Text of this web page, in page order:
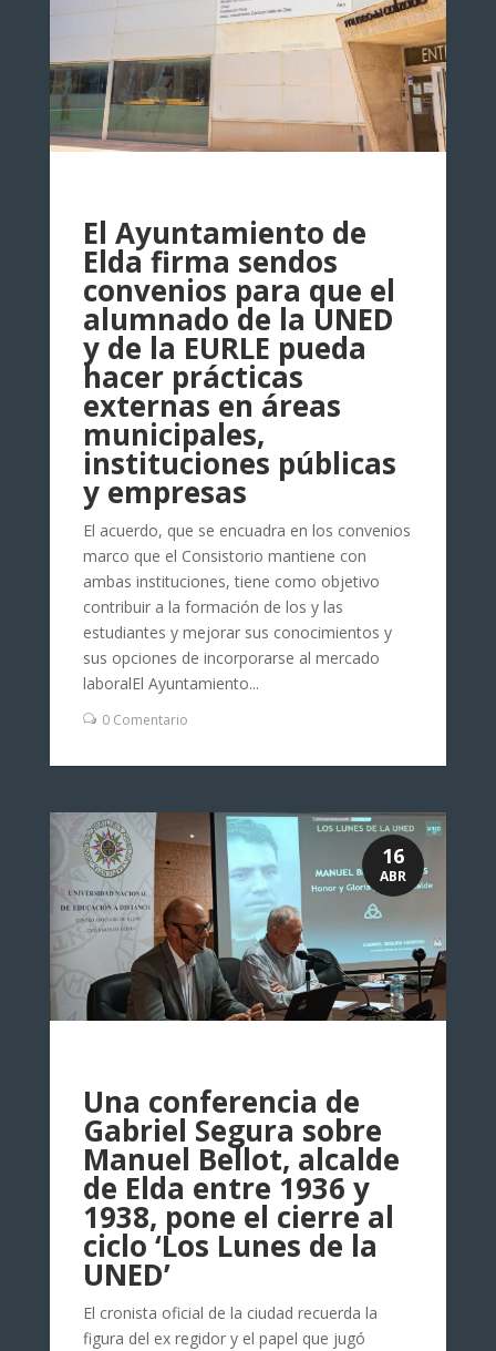
El Ayuntamiento de
Elda firma sendos
convenios para que el
alumnado de la UNED
y de la EURLE pueda
hacer prácticas
externas en áreas
municipales,
instituciones públicas
y empresas
El acuerdo, que se encuadra en los convenios
marco que el Consistorio mantiene con
ambas instituciones, tiene como objetivo
contribuir a la formación de los y las
estudiantes y mejorar sus conocimientos y
sus opciones de incorporarse al mercado
laboralEl Ayuntamiento...
0 Comentario
Una conferencia de
Gabriel Segura sobre
Manuel Bellot, alcalde
de Elda entre 1936 y
1938, pone el cierre al
ciclo ‘Los Lunes de la
UNED’
El cronista oficial de la ciudad recuerda la
figura del ex regidor y el papel que jugó
16
ABR